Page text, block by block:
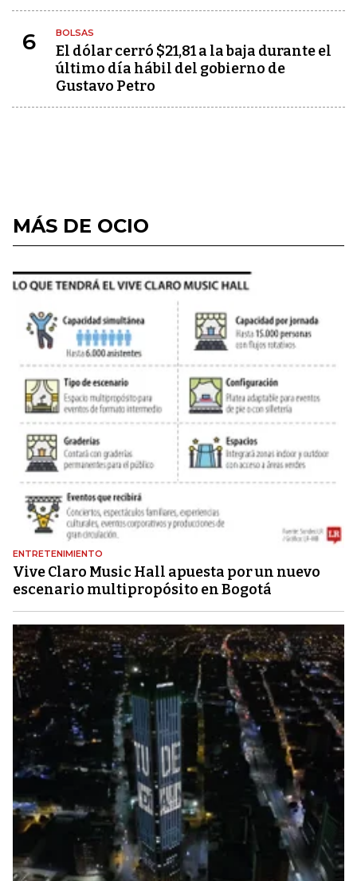
6 BOLSAS
El dólar cerró $21,81 a la baja durante el
último día hábil del gobierno de
Gustavo Petro
MÁS DE OCIO
ENTRETENIMIENTO
Vive Claro Music Hall apuesta por un nuevo
escenario multipropósito en Bogotá